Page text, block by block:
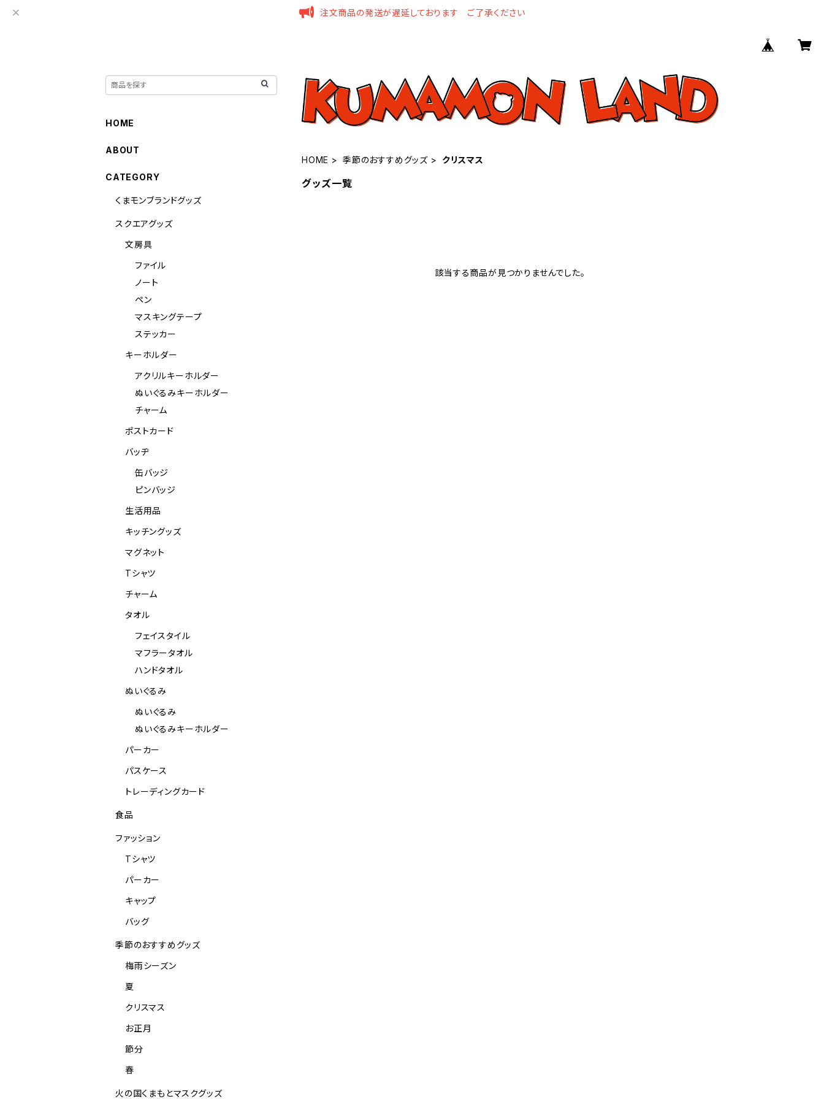
注文商品の発送が遅延しております ご了承ください
HOME 季節のおすすめグッズ クリスマス
グッズ一覧
該当する商品が見つかりませんでした。
HOME
ABOUT
CATEGORY
くまモンブランドグッズ
スクエアグッズ
文房具
ファイル
ノート
ペン
マスキングテープ
ステッカー
キーホルダー
アクリルキーホルダー
ぬいぐるみキーホルダー
チャーム
ポストカード
バッヂ
缶バッジ
ピンバッジ
生活用品
キッチングッズ
マグネット
Tシャツ
チャーム
タオル
フェイスタイル
マフラータオル
ハンドタオル
ぬいぐるみ
ぬいぐるみ
ぬいぐるみキーホルダー
パーカー
パスケース
トレーディングカード
食品
ファッション
Tシャツ
パーカー
キャップ
バッグ
季節のおすすめグッズ
梅雨シーズン
夏
クリスマス
お正月
節分
春
火の国くまもとマスクグッズ